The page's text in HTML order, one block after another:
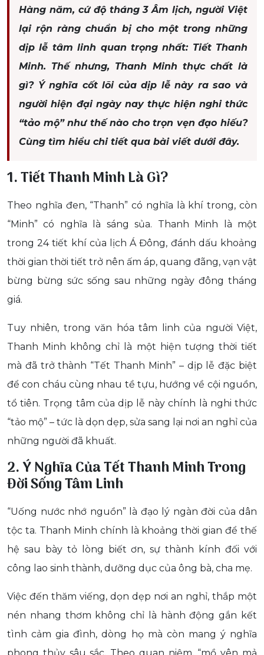
Hàng năm, cứ độ tháng 3 Âm lịch, người Việt
lại rộn ràng chuẩn bị cho một trong những
dịp lễ tâm linh quan trọng nhất: Tiết Thanh
Minh. Thế nhưng, Thanh Minh thực chất là
gì? Ý nghĩa cốt lõi của dịp lễ này ra sao và
người hiện đại ngày nay thực hiện nghi thức
“tảo mộ” như thế nào cho trọn vẹn đạo hiếu?
Cùng tìm hiểu chi tiết qua bài viết dưới đây.
1. Tiết Thanh Minh Là Gì?
Theo nghĩa đen, “Thanh” có nghĩa là khí trong, còn
“Minh” có nghĩa là sáng sủa. Thanh Minh là một
trong 24 tiết khí của lịch Á Đông, đánh dấu khoảng
thời gian thời tiết trở nên ấm áp, quang đãng, vạn vật
bừng bừng sức sống sau những ngày đông tháng
giá.
Tuy nhiên, trong văn hóa tâm linh của người Việt,
Thanh Minh không chỉ là một hiện tượng thời tiết
mà đã trở thành “Tết Thanh Minh” – dịp lễ đặc biệt
để con cháu cùng nhau tề tựu, hướng về cội nguồn,
tổ tiên. Trọng tâm của dịp lễ này chính là nghi thức
“tảo mộ” – tức là dọn dẹp, sửa sang lại nơi an nghỉ của
những người đã khuất.
2. Ý Nghĩa Của Tết Thanh Minh Trong
Đời Sống Tâm Linh
“Uống nước nhớ nguồn” là đạo lý ngàn đời của dân
tộc ta. Thanh Minh chính là khoảng thời gian để thế
hệ sau bày tỏ lòng biết ơn, sự thành kính đối với
công lao sinh thành, dưỡng dục của ông bà, cha mẹ.
Việc đến thăm viếng, dọn dẹp nơi an nghỉ, thắp một
nén nhang thơm không chỉ là hành động gắn kết
tình cảm gia đình, dòng họ mà còn mang ý nghĩa
phong thủy sâu sắc. Theo quan niệm, “mồ yên mả